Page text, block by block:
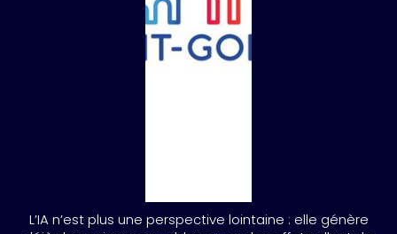
L’IA n’est plus une perspective lointaine : elle génère